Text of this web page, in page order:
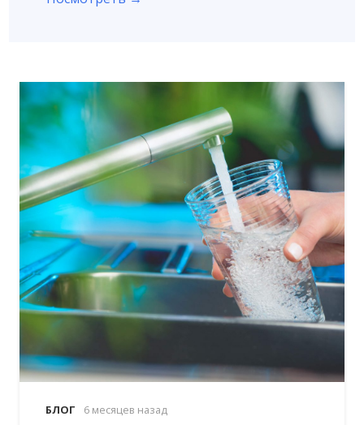
БЛОГ 6 месяцев назад